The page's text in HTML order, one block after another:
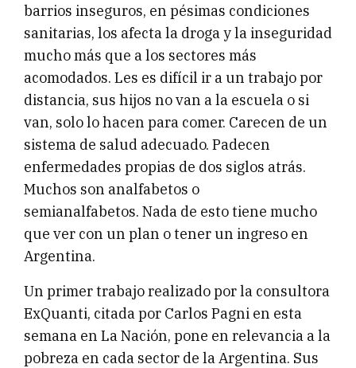
barrios inseguros, en pésimas condiciones
sanitarias, los afecta la droga y la inseguridad
mucho más que a los sectores más
acomodados. Les es difícil ir a un trabajo por
distancia, sus hijos no van a la escuela o si
van, solo lo hacen para comer. Carecen de un
sistema de salud adecuado. Padecen
enfermedades propias de dos siglos atrás.
Muchos son analfabetos o
semianalfabetos. Nada de esto tiene mucho
que ver con un plan o tener un ingreso en
Argentina.
Un primer trabajo realizado por la consultora
ExQuanti, citada por Carlos Pagni en esta
semana en La Nación, pone en relevancia a la
pobreza en cada sector de la Argentina. Sus